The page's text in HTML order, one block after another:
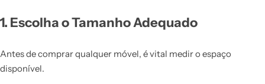
1. Escolha o Tamanho Adequado
Antes de comprar qualquer móvel, é vital medir o espaço
disponível.